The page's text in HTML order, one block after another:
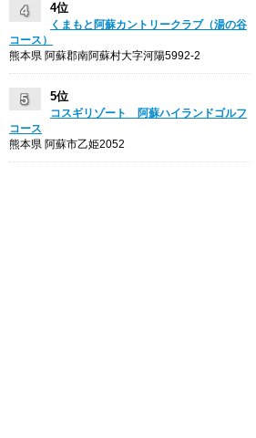
4位
くまもと阿蘇カントリークラブ（湯の谷
コース）
熊本県 阿蘇郡南阿蘇村大字河陽5992-2
5位
コスギリゾート 阿蘇ハイランドゴルフ
コース
熊本県 阿蘇市乙姫2052